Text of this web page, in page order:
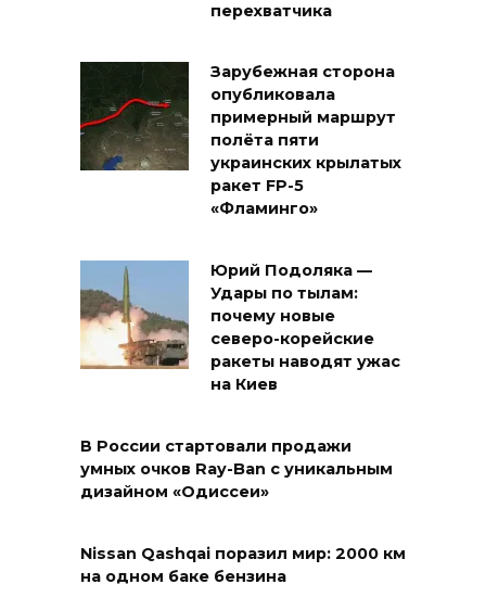
перехватчика
Зарубежная сторона
опубликовала
примерный маршрут
полёта пяти
украинских крылатых
ракет FP-5
«Фламинго»
Юрий Подоляка —
Удары по тылам:
почему новые
северо-корейские
ракеты наводят ужас
на Киев
В России стартовали продажи
умных очков Ray-Ban с уникальным
дизайном «Одиссеи»
Nissan Qashqai поразил мир: 2000 км
на одном баке бензина